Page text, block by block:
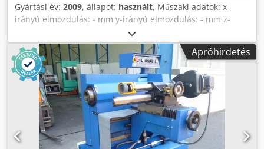
Gyártási év: 2009, állapot: használt, Műszaki adatok: x-
irányú elmozdulás: - mm y-irányú elmozdulás: - mm z-
irányú elmozdulás: - mm Chodpfxsvr Stze Ap Hea
Munkanyomás: max. 10 bar Üzemi feszültség: 380 V
Frekvencia: 50 Hz Gépsúly kb.: 228 kg Gép méretei
(HxSzxM): kb. 0,98 x 0,65 x 1,16 m Ez egy Pdr7 fékpróba
készülék. A berendezést csak PC-n keresztül lehet a "fel"
pozícióba mozgatni. Mivel ez egy járműkarbantartáshoz
(különösen a DB vasúti járműveihez) készült fékpróba
készülék, a jogosítást a gyártónál kell beszerezni. A
fékberendezést a leírás alapján, jelen állapotban kínáljuk.
Tisztelettel *
Apróhirdetés